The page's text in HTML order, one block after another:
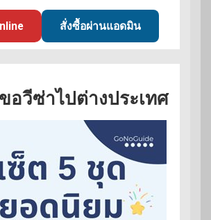
สั่งซื้อผ่านแอดมิน
อวีซ่าไปต่างประเทศ